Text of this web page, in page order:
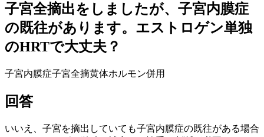
子宮全摘出をしましたが、子宮内膜症
の既往があります。エストロゲン単独
のHRTで大丈夫？
子宮内膜症子宮全摘黄体ホルモン併用
回答
いいえ、子宮を摘出していても子宮内膜症の既往がある場合